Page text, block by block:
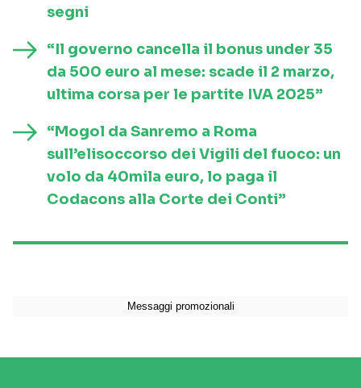
segni
“Il governo cancella il bonus under 35
da 500 euro al mese: scade il 2 marzo,
ultima corsa per le partite IVA 2025”
“Mogol da Sanremo a Roma
sull’elisoccorso dei Vigili del fuoco: un
volo da 40mila euro, lo paga il
Codacons alla Corte dei Conti”